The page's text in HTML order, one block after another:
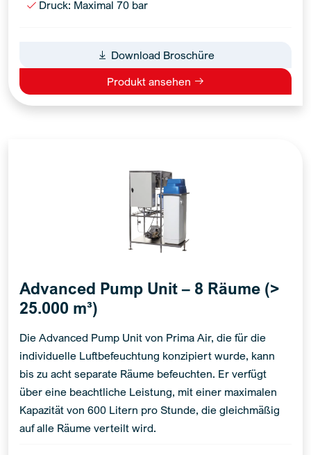
Druck: Maximal 70 bar
Download Broschüre
Produkt ansehen
Advanced Pump Unit – 8 Räume (>
25.000 m³)
Die Advanced Pump Unit von Prima Air, die für die
individuelle Luftbefeuchtung konzipiert wurde, kann
bis zu acht separate Räume befeuchten. Er verfügt
über eine beachtliche Leistung, mit einer maximalen
Kapazität von 600 Litern pro Stunde, die gleichmäßig
auf alle Räume verteilt wird.